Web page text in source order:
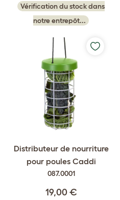
Vérification du stock dans
notre entrepôt...
Distributeur de nourriture
pour poules Caddi
087.0001
19,00 €